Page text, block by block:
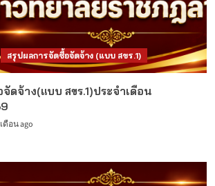
สรุปผลการจัดซื้อจัดจ้าง (แบบ สขร.1)
ดจ้าง(แบบ สขร.1)ประจำเดือน
ดือน ago